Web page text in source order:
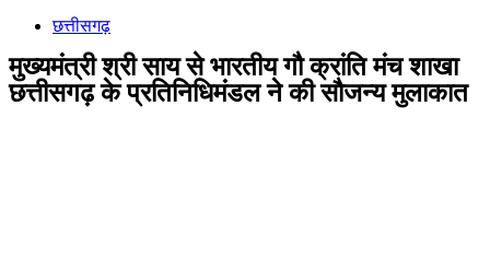
छत्तीसगढ़
मुख्यमंत्री श्री साय से भारतीय गौ क्रांति मंच शाखा
छत्तीसगढ़ के प्रतिनिधिमंडल ने की सौजन्य मुलाकात